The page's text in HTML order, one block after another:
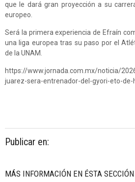
que le dará gran proyección a su
europeo.
Será la primera experiencia de Efraín
una liga europea tras su paso por el
de la UNAM.
https://www.jornada.com.mx/noticia/
juarez-sera-entrenador-del-gyori-eto-de-
Publicar en:
MÁS INFORMACIÓN EN ÉSTA SECCIÓN